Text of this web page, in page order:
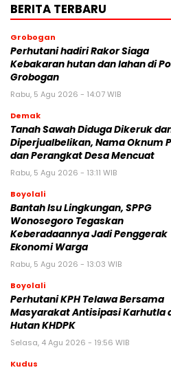
BERITA TERBARU
Grobogan
Perhutani hadiri Rakor Siaga
Kebakaran hutan dan lahan di
Grobogan
Rabu, 5 Agu 2026 - 14:07 WIB
Demak
Tanah Sawah Diduga Dikeruk
Diperjualbelikan, Nama Oknum
dan Perangkat Desa Mencuat
Rabu, 5 Agu 2026 - 13:11 WIB
Boyolali
Bantah Isu Lingkungan, SPPG
Wonosegoro Tegaskan
Keberadaannya Jadi Penggerak
Ekonomi Warga
Rabu, 5 Agu 2026 - 13:03 WIB
Boyolali
Perhutani KPH Telawa Bersama
Masyarakat Antisipasi Karhutla
Hutan KHDPK
Selasa, 4 Agu 2026 - 19:56 WIB
Kudus